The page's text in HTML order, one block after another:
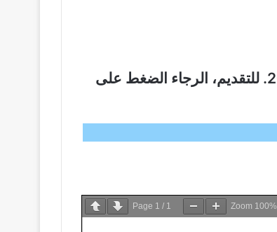
يسر البنك الإسلامي للتنمية أن يعلن عن فتح باب التقديم للمنح الدراسية للعام الدراسي 2024-2025. للتقديم، الرجاء الضغط على
Page 1 / 1 Zoom 100%